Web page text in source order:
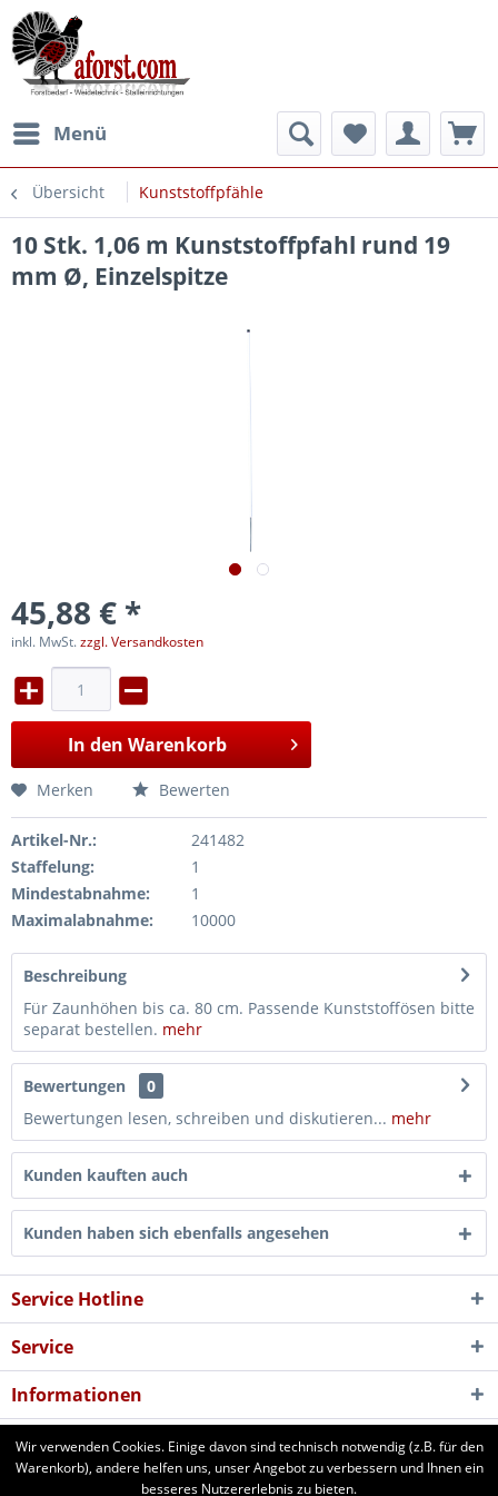
Menü
Übersicht Kunststoffpfähle
10 Stk. 1,06 m Kunststoffpfahl rund 19
mm Ø, Einzelspitze
45,88 € *
inkl. MwSt.zzgl. Versandkosten
In den Warenkorb
Merken Bewerten
Artikel-Nr.:
241482
Staffelung:
1
Mindestabnahme:
1
Maximalabnahme:
10000
Beschreibung
Für Zaunhöhen bis ca. 80 cm. Passende Kunststoffösen bitte
separat bestellen. mehr
Bewertungen
0
Bewertungen lesen, schreiben und diskutieren... mehr
Kunden kauften auch
Kunden haben sich ebenfalls angesehen
Service Hotline
Service
Informationen
Newsletter
Wir verwenden Cookies. Einige davon sind technisch notwendig (z.B. für den
Warenkorb), andere helfen uns, unser Angebot zu verbessern und Ihnen ein
besseres Nutzererlebnis zu bieten.